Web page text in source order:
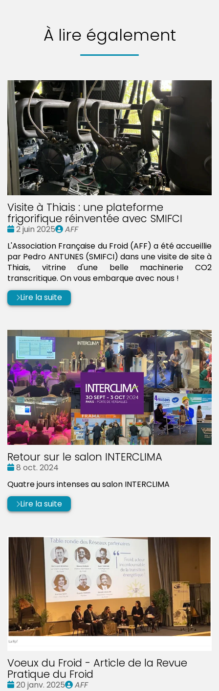
À lire également
Visite à Thiais : une plateforme
frigorifique réinventée avec SMIFCI
Date
2 juin 2025
Publié
AFF
L'Association Française du Froid (AFF) a été accueillie
par Pedro ANTUNES (SMIFCI) dans une visite de site à
Thiais, vitrine d'une belle machinerie CO2
transcritique. On vous embarque avec nous !
Lire la suite
Retour sur le salon INTERCLIMA
Date
8 oct. 2024
Quatre jours intenses au salon INTERCLIMA
Lire la suite
Voeux du Froid - Article de la Revue
Pratique du Froid
Date
20 janv. 2025
Publié
AFF